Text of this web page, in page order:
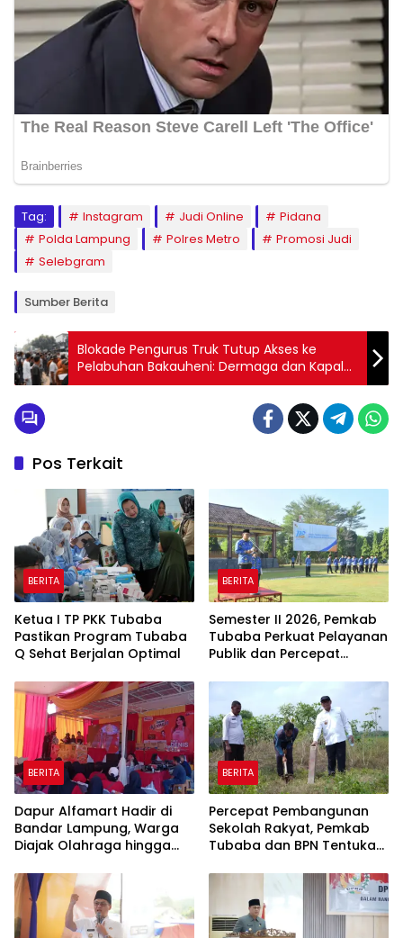
Tag: Instagram Judi Online
Pidana
Polda Lampung
Polres Metro
Promosi Judi
Selebgram
Sumber Berita
Blokade Pengurus Truk Tutup Akses ke
Pelabuhan Bakauheni: Dermaga dan Kapal
Dilarang Masuk
Pos Terkait
BERITA
Ketua I TP PKK Tubaba
Pastikan Program Tubaba
Q Sehat Berjalan Optimal
BERITA
Semester II 2026, Pemkab
Tubaba Perkuat Pelayanan
Publik dan Percepat
BERITA
Dapur Alfamart Hadir di
Bandar Lampung, Warga
Diajak Olahraga hingga
BERITA
Percepat Pembangunan
Sekolah Rakyat, Pemkab
Tubaba dan BPN Tentukan